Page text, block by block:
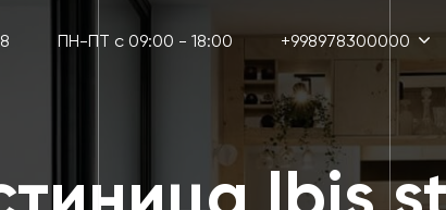
ПН-ПТ с 09:00 - 18:00 +998978300000